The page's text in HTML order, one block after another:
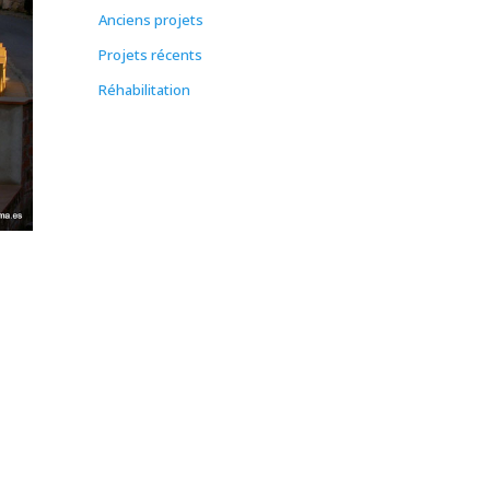
Anciens projets
Projets récents
Réhabilitation